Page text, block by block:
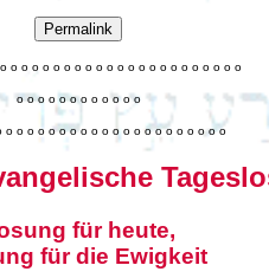
Permalink
o o o o o o o o o o o o o o o o o o o o o o o
o o o o o o o o o o o o
o o o o o o o o o o o o o o o o o o o o o
für heute,
für die Ewigkeit